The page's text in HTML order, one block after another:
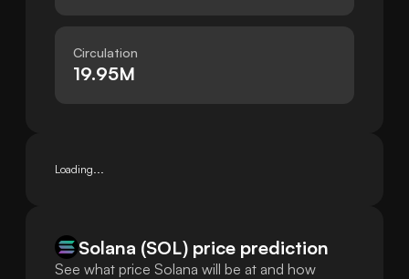
Circulation
19.95M
Loading...
Solana (SOL) price prediction
See what price Solana will be at and how